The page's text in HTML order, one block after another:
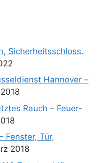
Sicherheitsschloss.
Hannover –
Rauch – Feuer-
Fenster, Tür,
2018